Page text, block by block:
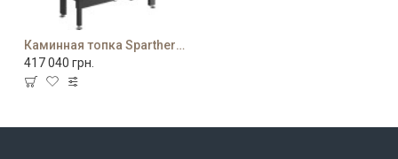
Каминная топка Spartherm Varia 2L-100h
417 040 грн.